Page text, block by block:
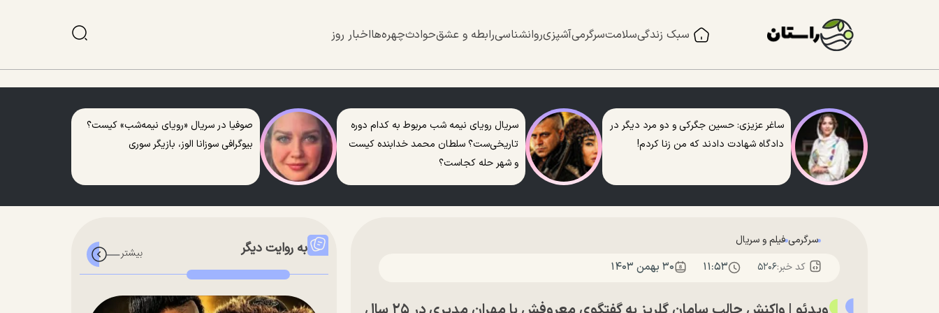
سبک زندگیسلامتسرگرمیآشپزیروانشناسیرابطه و عشقحوادثچهره‌هااخبار روز
ساغر عزیزی: حسین جگرکی و دو مرد دیگر در
دادگاه شهادت دادند که من زنا کردم!
سریال رویای نیمه شب مربوط به کدام دوره
تاریخی‌ست؟ سلطان محمد خدابنده کیست
و شهر حله کجاست؟
صوفیا در سریال «رویای نیمه‌شب» کیست؟
بیوگرافی سوزانا الوز، بازیگر سوری
سرگرمی فیلم و سریال
کد خبر:۵۲۰۶ ۱۱:۵۳ ۳۰ بهمن ۱۴۰۳
به روایت دیگر